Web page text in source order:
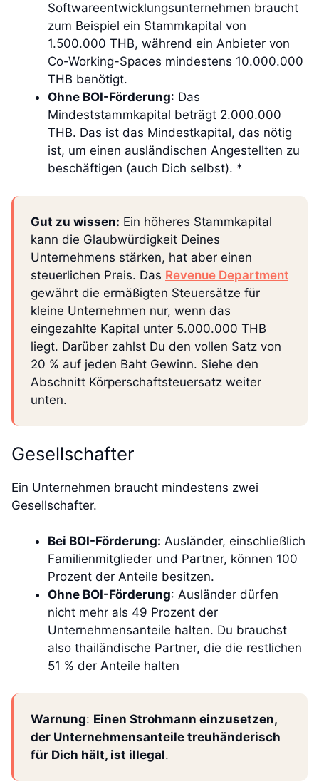
Softwareentwicklungsunternehmen braucht
zum Beispiel ein Stammkapital von
1.500.000 THB, während ein Anbieter von
Co-Working-Spaces mindestens 10.000.000
THB benötigt.
Ohne BOI-Förderung: Das
Mindeststammkapital beträgt 2.000.000
THB. Das ist das Mindestkapital, das nötig
ist, um einen ausländischen Angestellten zu
beschäftigen (auch Dich selbst). *
Gut zu wissen: Ein höheres Stammkapital
kann die Glaubwürdigkeit Deines
Unternehmens stärken, hat aber einen
steuerlichen Preis. Das Revenue Department
gewährt die ermäßigten Steuersätze für
kleine Unternehmen nur, wenn das
eingezahlte Kapital unter 5.000.000 THB
liegt. Darüber zahlst Du den vollen Satz von
20 % auf jeden Baht Gewinn. Siehe den
Abschnitt Körperschaftsteuersatz weiter
unten.
Gesellschafter
Ein Unternehmen braucht mindestens zwei
Gesellschafter.
Bei BOI-Förderung: Ausländer, einschließlich
Familienmitglieder und Partner, können 100
Prozent der Anteile besitzen.
Ohne BOI-Förderung: Ausländer dürfen
nicht mehr als 49 Prozent der
Unternehmensanteile halten. Du brauchst
also thailändische Partner, die die restlichen
51 % der Anteile halten
Warnung: Einen Strohmann einzusetzen,
der Unternehmensanteile treuhänderisch
für Dich hält, ist illegal.